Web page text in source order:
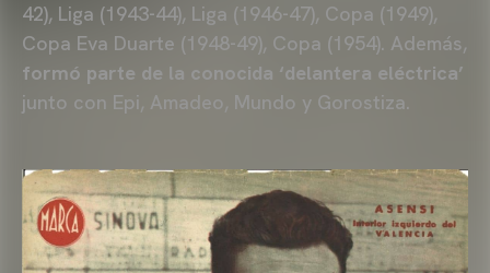
42), Liga (1943-44), Liga (1946-47), Copa (1949),
Copa Eva Duarte (1948-49), Copa (1954). Además,
formó parte de la conocida ‘delantera eléctrica’
junto con Epi, Amadeo, Mundo y Gorostiza.